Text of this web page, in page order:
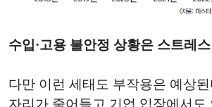
수입·고용 불안정 상황은 스트레스
다만 이런 세태도 부작용은 예상
자리가 줄어들고 기업 입장에서도